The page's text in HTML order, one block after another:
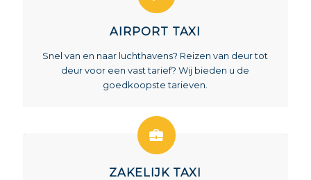
AIRPORT TAXI
Snel van en naar luchthavens? Reizen van deur tot
deur voor een vast tarief? Wij bieden u de
goedkoopste tarieven.
ZAKELIJK TAXI